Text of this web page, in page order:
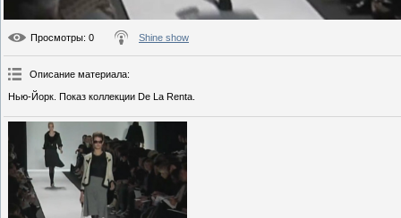
Просмотры: 0 Shine show
Описание материала:
Нью-Йорк. Показ коллекции De La Renta.